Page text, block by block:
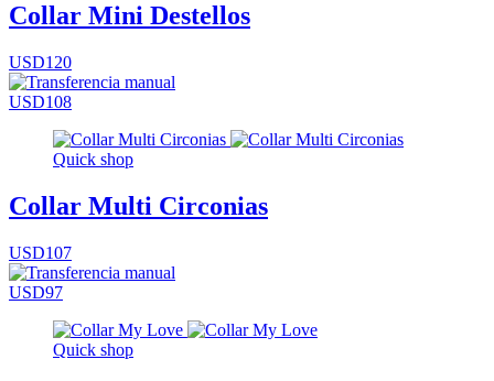
Collar Mini Destellos
USD120
USD108
Quick shop
Collar Multi Circonias
USD107
USD97
Quick shop